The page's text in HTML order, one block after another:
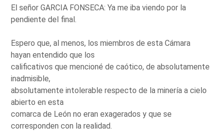
El señor GARCIA FONSECA: Ya me iba viendo por la
pendiente del final.
Espero que, al menos, los miembros de esta Cámara
hayan entendido que los
calificativos que mencioné de caótico, de absolutamente
inadmisible,
absolutamente intolerable respecto de la minería a cielo
abierto en esta
comarca de León no eran exagerados y que se
corresponden con la realidad.